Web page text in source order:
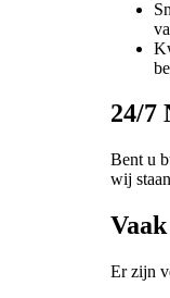
24/7
Bent u
wij
Er zijn